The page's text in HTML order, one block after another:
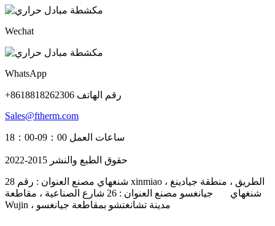
Wechat
WhatsApp
+8618818262306 رقم الهاتف
Sales@ftherm.com
ساعات العمل 09：00-18：00
حقوق الطبع والنشر 2015-2022
شنغهاي مصنع العنوان : رقم 28 xinmiao الطريق ، منطقة جيادينغ ،
شنغهاي جيانغسو مصنع العنوان : 26 شارع الصناعية ، مقاطعة
Wujin ، مدينة تشانغتشو بمقاطعة جيانغسو